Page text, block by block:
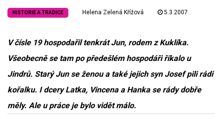
HISTORIE A TRADICE Helena Zelená Křížová 5.3.2007
V čísle 19 hospodařil tenkrát Jun, rodem z Kuklíka.
Všeobecně se tam po předešlém hospodáři říkalo u
Jindrů. Starý Jun se ženou a také jejich syn Josef pili rádi
kořalku. I dcery Latka, Vincena a Hanka se rády dobře
měly. Ale u práce je bylo vidět málo.